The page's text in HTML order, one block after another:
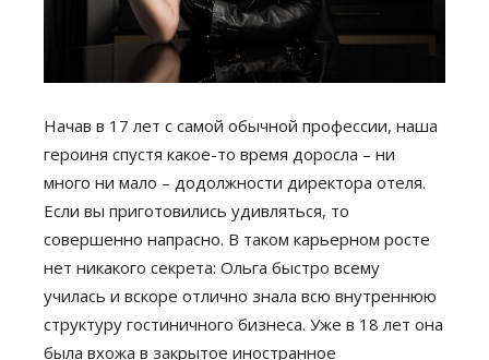
Начав в 17 лет с самой обычной профессии, наша
героиня спустя какое-то время доросла – ни
много ни мало – додолжности директора отеля.
Если вы приготовились удивляться, то
совершенно напрасно. В таком карьерном росте
нет никакого секрета: Ольга быстро всему
училась и вскоре отлично знала всю внутреннюю
структуру гостиничного бизнеса. Уже в 18 лет она
была вхожа в закрытое иностранное